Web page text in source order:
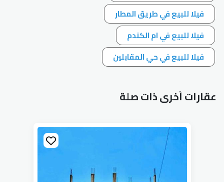
فيلا للبيع في طريق المطار
فيلا للبيع في ام الكندم
فيلا للبيع في حي المقابلين
عقارات أخرى ذات صلة